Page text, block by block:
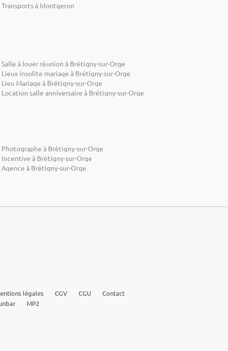
Transports à Montgeron
Salle à louer réunion à Brétigny-sur-Orge
Lieux insolite mariage à Brétigny-sur-Orge
Lieu Mariage à Brétigny-sur-Orge
Location salle anniversaire à Brétigny-sur-Orge
Photographe à Brétigny-sur-Orge
Incentive à Brétigny-sur-Orge
Agence à Brétigny-sur-Orge
légales CGV CGU
Contact
MP2